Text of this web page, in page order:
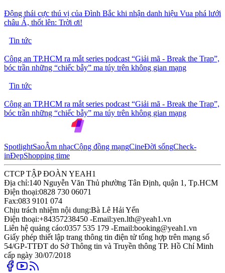
Động thái cực thú vị của Đình Bắc khi nhận danh hiệu Vua phá lưới
châu Á, thốt lên: Trời ơi!
Tin tức
Công an TP.HCM ra mắt series podcast “Giải mã - Break the Trap”,
bóc trần những “chiếc bẫy” ma túy trên không gian mạng
Tin tức
Công an TP.HCM ra mắt series podcast “Giải mã - Break the Trap”,
bóc trần những “chiếc bẫy” ma túy trên không gian mạng
SpotlightSaoÂm nhạcCộng đồng mạngCineĐời sốngCheck-
inĐẹpShopping time
CTCP TẬP ĐOÀN YEAH1
Địa chỉ:140 Nguyễn Văn Thủ phường Tân Định, quận 1, Tp.HCM
Điện thoại:0828 730 06071
Fax:083 9101 074
Chịu trách nhiệm nội dung:Bà Lê Hải Yến
Điện thoại:+84357238450 -Email:yen.lth@yeah1.vn
Liên hệ quảng cáo:0357 535 179 -Email:booking@yeah1.vn
Giấy phép thiết lập trang thông tin điện tử tổng hợp trên mạng số
54/GP-TTĐT do Sở Thông tin và Truyền thông TP. Hồ Chí Minh
cấp ngày 30/07/2018